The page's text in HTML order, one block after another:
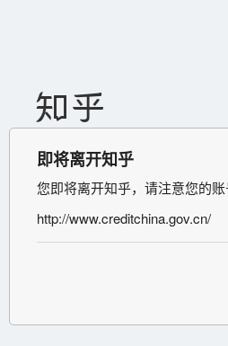
即将离开知乎
您即将离开知乎，请注意您的账
http://www.creditchina.gov.cn/